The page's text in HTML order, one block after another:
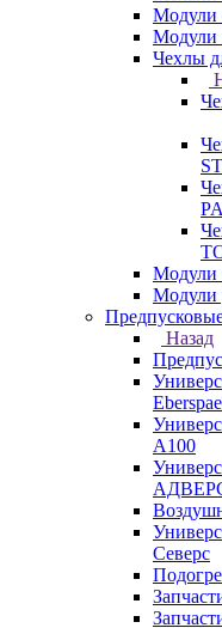
Модули
Модули
Чехлы
Модули
Модули
Назад
A100
Северс